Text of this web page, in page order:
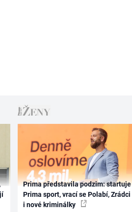
Prima představila podzim: startuje
Prima sport, vrací se Polabí, Zrádci
i nové kriminálky